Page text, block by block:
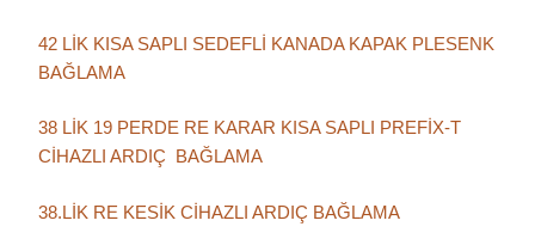
42 LİK KISA SAPLI SEDEFLİ KANADA KAPAK PLESENK
BAĞLAMA
38 LİK 19 PERDE RE KARAR KISA SAPLI PREFİX-T
CİHAZLI ARDIÇ BAĞLAMA
38.LİK RE KESİK CİHAZLI ARDIÇ BAĞLAMA